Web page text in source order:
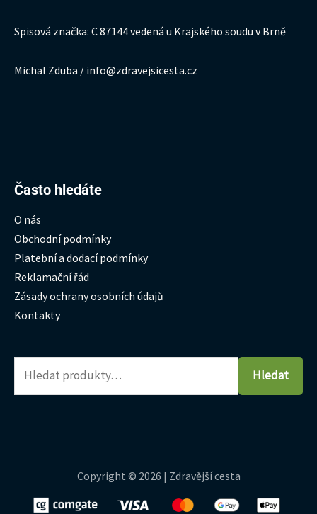
Spisová značka: C 87144 vedená u Krajského soudu v Brně
Michal Zduba / info@zdravejsicesta.cz
Často hledáte
O nás
Obchodní podmínky
Platební a dodací podmínky
Reklamační řád
Zásady ochrany osobních údajů
Kontakty
Hledat:
Hledat
Copyright © 2026 | Zdravější cesta